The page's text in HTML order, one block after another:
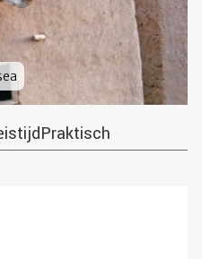
Praktisch